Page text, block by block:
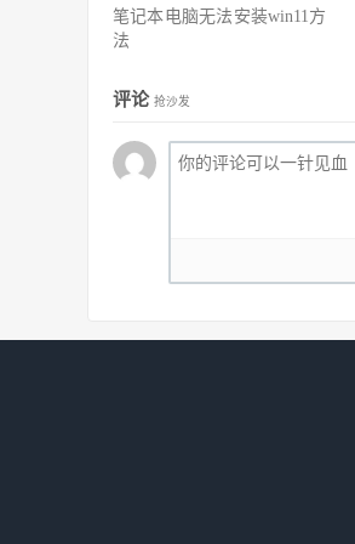
笔记本电脑无法安装win11方
法
评论 抢沙发